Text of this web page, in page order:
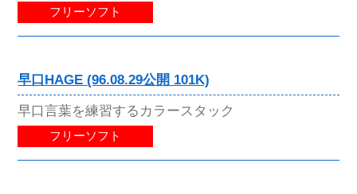
フリーソフト
早口HAGE (96.08.29公開 101K)
早口言葉を練習するカラースタック
フリーソフト